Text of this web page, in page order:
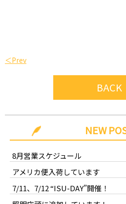
＜Prev
BACK
NEW
8月営業スケジュール
アメリカ便入荷しています
7/11、7/12 “ISU-DAY”開催！